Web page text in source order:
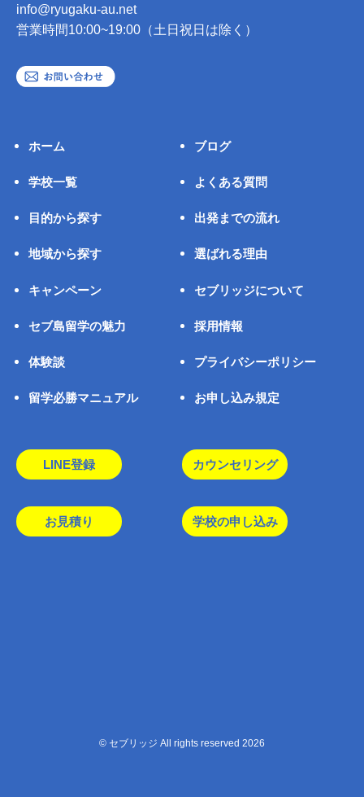
info@ryugaku-au.net
営業時間10:00~19:00（土日祝日は除く）
ホーム
学校一覧
目的から探す
地域から探す
キャンペーン
セブ島留学の魅力
体験談
留学必勝マニュアル
ブログ
よくある質問
出発までの流れ
選ばれる理由
セブリッジについて
採用情報
プライバシーポリシー
お申し込み規定
LINE登録 カウンセリング
お見積り 学校の申し込み
© セブリッジ All rights reserved 2026